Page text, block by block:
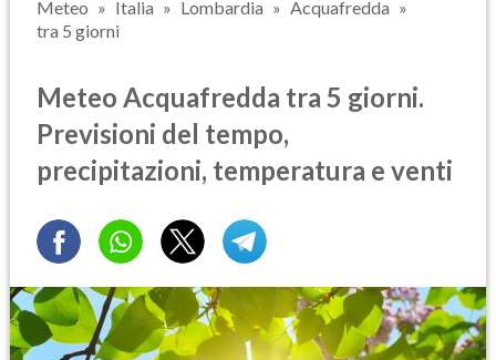
Meteo Italia Lombardia
Acquafredda
tra 5 giorni
Meteo Acquafredda tra 5 giorni.
Previsioni del tempo,
precipitazioni, temperatura e venti